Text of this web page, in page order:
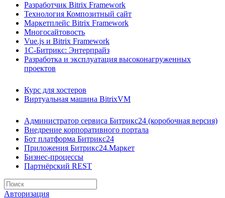
Разработчик Bitrix Framework
Технология Композитный сайт
Маркетплейс Bitrix Framework
Многосайтовость
Vue.js и Bitrix Framework
1С-Битрикс: Энтерпрайз
Разработка и эксплуатация высоконагруженных
проектов
Курс для хостеров
Виртуальная машина BitrixVM
Администратор сервиса Битрикс24 (коробочная версия)
Внедрение корпоративного портала
Бот платформа Битрикс24
Приложения Битрикс24.Маркет
Бизнес-процессы
Партнёрский REST
Авторизация